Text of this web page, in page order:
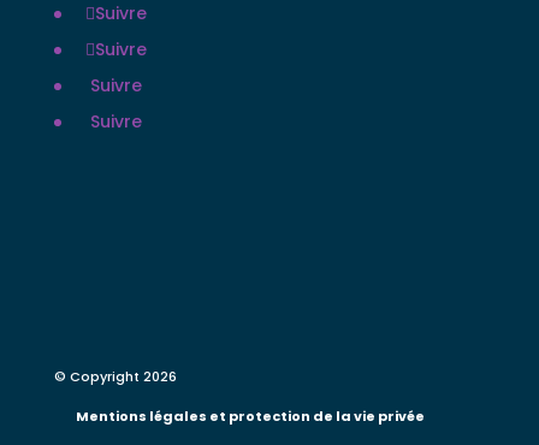
Suivre
Suivre
Suivre
Suivre
© Copyright 2026
Mentions légales et protection de la vie privée